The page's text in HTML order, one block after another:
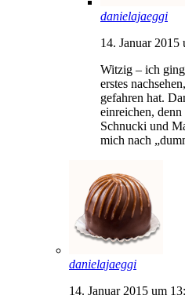
danielajaeggi
14. Januar
Witzig – ich
erstes
gefahren hat.
einreichen,
Schnucki und
mich nach
danielajaeggi
14. Januar 2015 um